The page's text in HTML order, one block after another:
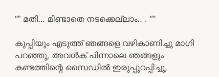
“” മതി… മിണ്ടാതെ നടക്കെല്ലാം.. . “”
കുപ്പിയും എടുത്ത് ഞങ്ങളെ വഴികാണിച്ചു മാഗി
പറഞ്ഞു, അവൾക് പിന്നാലെ ഞങ്ങളും
കണ്ടത്തിന്റെ സൈഡിൽ ഇരുപ്പുറപ്പിച്ചു,